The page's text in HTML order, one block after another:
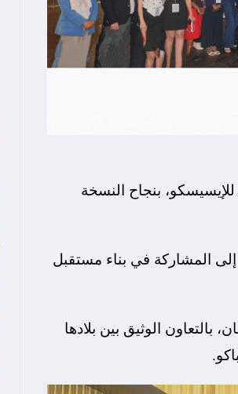
بنجاح النسخة
المشاركة في بناء مستقبل
بالتعاون الوثيق بين بلادها